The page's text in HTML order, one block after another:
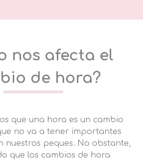
nos afecta el
de hora?
que una hora es un cambio
no va a tener importantes
nuestros peques. No obstante,
que los cambios de hora